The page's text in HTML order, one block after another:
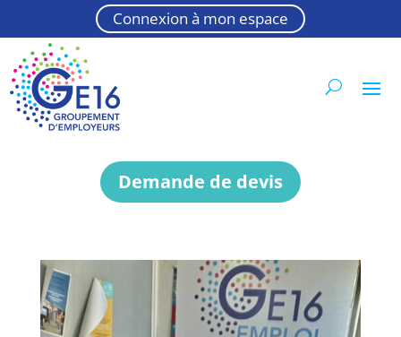
Connexion à mon espace
Demande de devis